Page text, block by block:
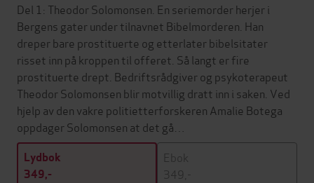
Del 1: Theodor Solomonsen. En seriemorder herjer i
Bergens gater under tilnavnet Bibelmorderen. Han
dreper bare prostituerte og etterlater bibelsitater
risset inn på kroppen til offeret. Så langt er fire
prostituerte drept. Bedriftsrådgiver og psykoterapeut
Theodor Solomonsen blir motvillig dratt inn i saken. Ved
hjelp av den vakre politietterforskeren Amalie Botega
oppdager Solomonsen at det gå…
Lydbok
349,-
Ebok
349,-